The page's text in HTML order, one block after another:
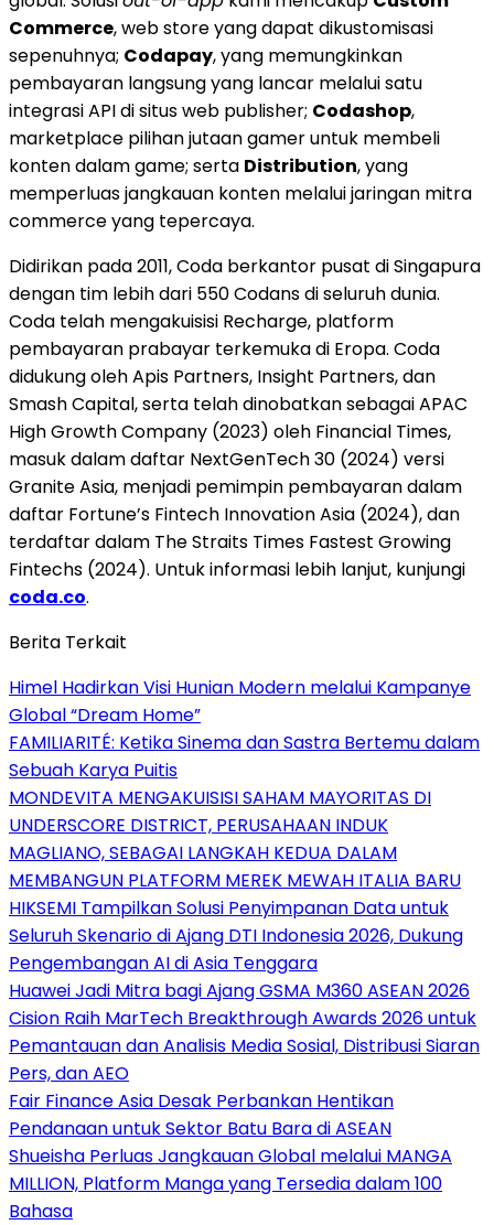
Commerce, web store yang dapat dikustomisasi
sepenuhnya; Codapay, yang memungkinkan
pembayaran langsung yang lancar melalui satu
integrasi API di situs web publisher; Codashop,
marketplace pilihan jutaan gamer untuk membeli
konten dalam game; serta Distribution, yang
memperluas jangkauan konten melalui jaringan mitra
commerce yang tepercaya.
Didirikan pada 2011, Coda berkantor pusat di Singapura
dengan tim lebih dari 550 Codans di seluruh dunia.
Coda telah mengakuisisi Recharge, platform
pembayaran prabayar terkemuka di Eropa. Coda
didukung oleh Apis Partners, Insight Partners, dan
Smash Capital, serta telah dinobatkan sebagai APAC
High Growth Company (2023) oleh Financial Times,
masuk dalam daftar NextGenTech 30 (2024) versi
Granite Asia, menjadi pemimpin pembayaran dalam
daftar Fortune’s Fintech Innovation Asia (2024), dan
terdaftar dalam The Straits Times Fastest Growing
Fintechs (2024). Untuk informasi lebih lanjut, kunjungi
coda.co.
Berita Terkait
Himel Hadirkan Visi Hunian Modern melalui Kampanye
Global “Dream Home”
FAMILIARITÉ: Ketika Sinema dan Sastra Bertemu dalam
Sebuah Karya Puitis
MONDEVITA MENGAKUISISI SAHAM MAYORITAS DI
UNDERSCORE DISTRICT, PERUSAHAAN INDUK
MAGLIANO, SEBAGAI LANGKAH KEDUA DALAM
MEMBANGUN PLATFORM MEREK MEWAH ITALIA BARU
HIKSEMI Tampilkan Solusi Penyimpanan Data untuk
Seluruh Skenario di Ajang DTI Indonesia 2026, Dukung
Pengembangan AI di Asia Tenggara
Huawei Jadi Mitra bagi Ajang GSMA M360 ASEAN 2026
Cision Raih MarTech Breakthrough Awards 2026 untuk
Pemantauan dan Analisis Media Sosial, Distribusi Siaran
Pers, dan AEO
Fair Finance Asia Desak Perbankan Hentikan
Pendanaan untuk Sektor Batu Bara di ASEAN
Shueisha Perluas Jangkauan Global melalui MANGA
MILLION, Platform Manga yang Tersedia dalam 100
Bahasa